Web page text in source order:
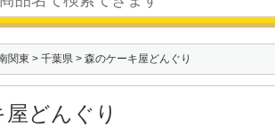
関東 > 千葉県 > 森のケーキ屋どんぐり
どんぐり